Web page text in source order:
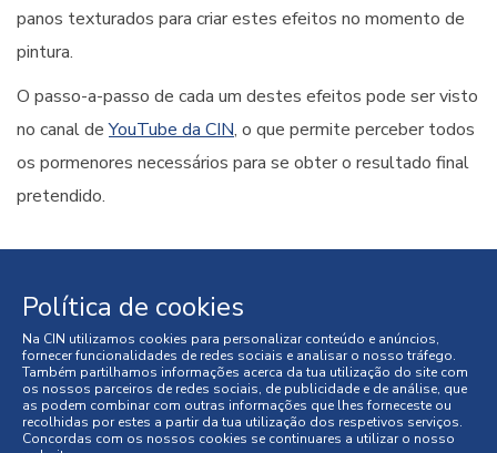
panos texturados para criar estes efeitos no momento de
pintura.
O passo-a-passo de cada um destes efeitos pode ser visto
no canal deYouTube da CIN, o que permite perceber todos
os pormenores necessários para se obter o resultado final
pretendido.
Voltar
Política de cookies
Na CIN utilizamos cookies para personalizar conteúdo e anúncios,
fornecer funcionalidades de redes sociais e analisar o nosso tráfego.
Também partilhamos informações acerca da tua utilização do site com
os nossos parceiros de redes sociais, de publicidade e de análise, que
as podem combinar com outras informações que lhes forneceste ou
recolhidas por estes a partir da tua utilização dos respetivos serviços.
Concordas com os nossos cookies se continuares a utilizar o nosso